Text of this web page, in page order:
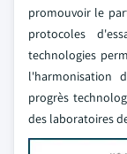
promouvoir le
protocoles
technologies
l'harmonisation
progrès
des laboratoires